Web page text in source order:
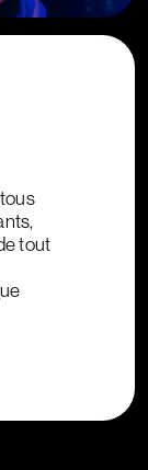
tout